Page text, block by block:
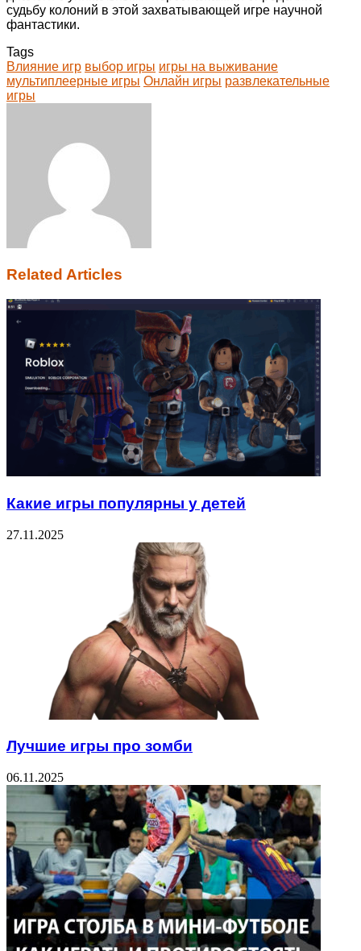
судьбу колоний в этой захватывающей игре научной
фантастики.
Tags
Влияние игр выбор игры игры на выживание
мультиплеерные игры Онлайн игры развлекательные
игры
Related Articles
Какие игры популярны у детей
27.11.2025
Лучшие игры про зомби
06.11.2025